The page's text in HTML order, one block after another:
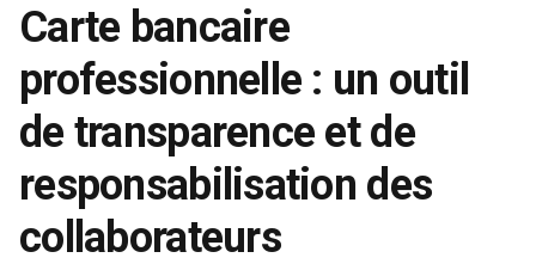
Carte bancaire
professionnelle : un outil
de transparence et de
responsabilisation des
collaborateurs